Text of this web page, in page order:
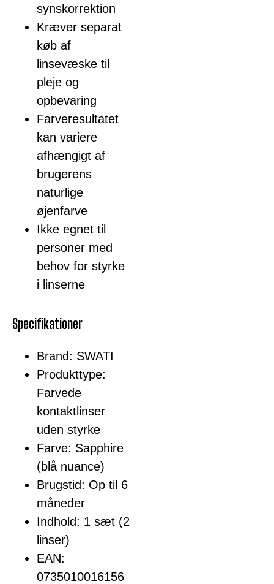
synskorrektion
Kræver separat
køb af
linsevæske til
pleje og
opbevaring
Farveresultatet
kan variere
afhængigt af
brugerens
naturlige
øjenfarve
Ikke egnet til
personer med
behov for styrke
i linserne
Specifikationer
Brand: SWATI
Produkttype:
Farvede
kontaktlinser
uden styrke
Farve: Sapphire
(blå nuance)
Brugstid: Op til 6
måneder
Indhold: 1 sæt (2
linser)
EAN:
0735010016156